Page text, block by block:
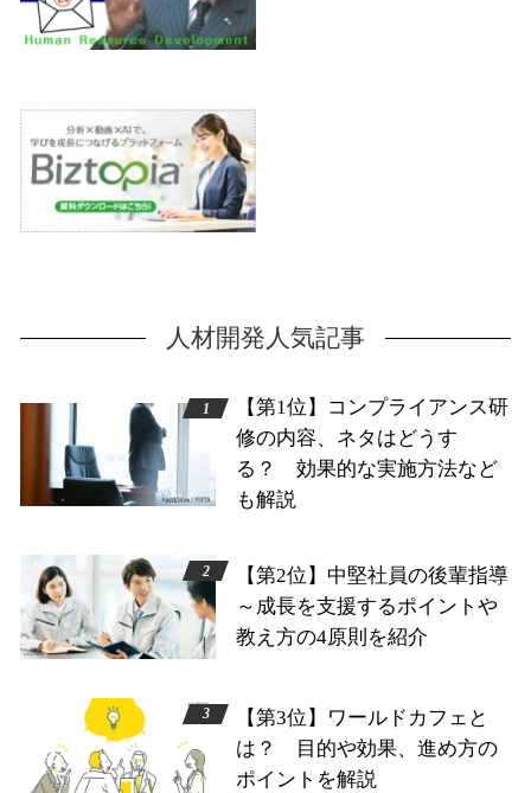
人材開発人気記事
【第1位】コンプライアンス研
修の内容、ネタはどうす
る？ 効果的な実施方法など
も解説
【第2位】中堅社員の後輩指導
～成長を支援するポイントや
教え方の4原則を紹介
【第3位】ワールドカフェと
は？ 目的や効果、進め方の
ポイントを解説